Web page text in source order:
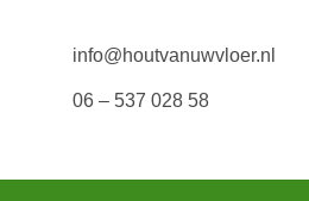
info@houtvanuwvloer.nl
06 – 537 028 58